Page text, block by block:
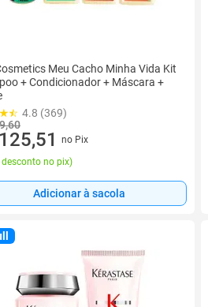
Meu Cacho Minha Vida Kit
+ Condicionador + Máscara +
4.8 (369)
no Pix
desconto no pix)
Adicionar à sacola